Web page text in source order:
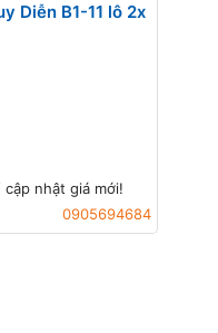
Diễn B1-11 lô 2x
cập nhật giá mới!
0905694684